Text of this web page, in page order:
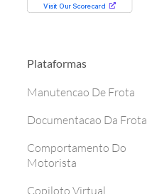
Plataformas
Manutencao De Frota
Documentacao Da Frota
Comportamento Do
Motorista
Copiloto Virtual